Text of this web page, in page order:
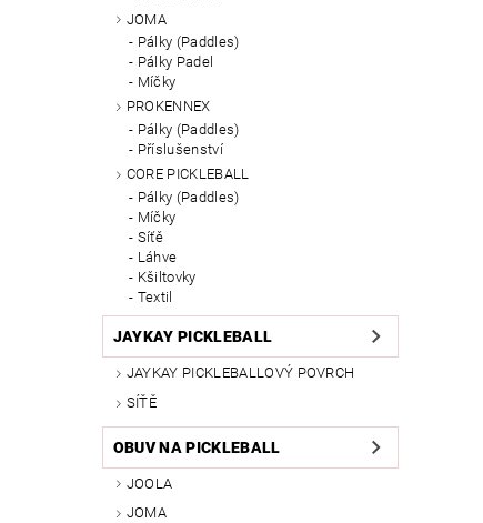
JOMA
Pálky (Paddles)
Pálky Padel
Míčky
PROKENNEX
Pálky (Paddles)
Příslušenství
CORE PICKLEBALL
Pálky (Paddles)
Míčky
Síťě
Láhve
Kšiltovky
Textil
JAYKAY PICKLEBALL
JAYKAY PICKLEBALLOVÝ POVRCH
SÍŤĚ
OBUV NA PICKLEBALL
JOOLA
JOMA